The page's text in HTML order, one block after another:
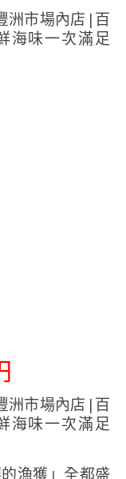
漁獲」全都盛